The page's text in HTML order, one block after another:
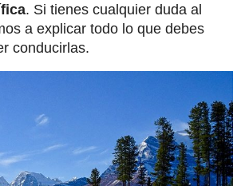
. Si tienes cualquier duda al
a explicar todo lo que debes
conducirlas.